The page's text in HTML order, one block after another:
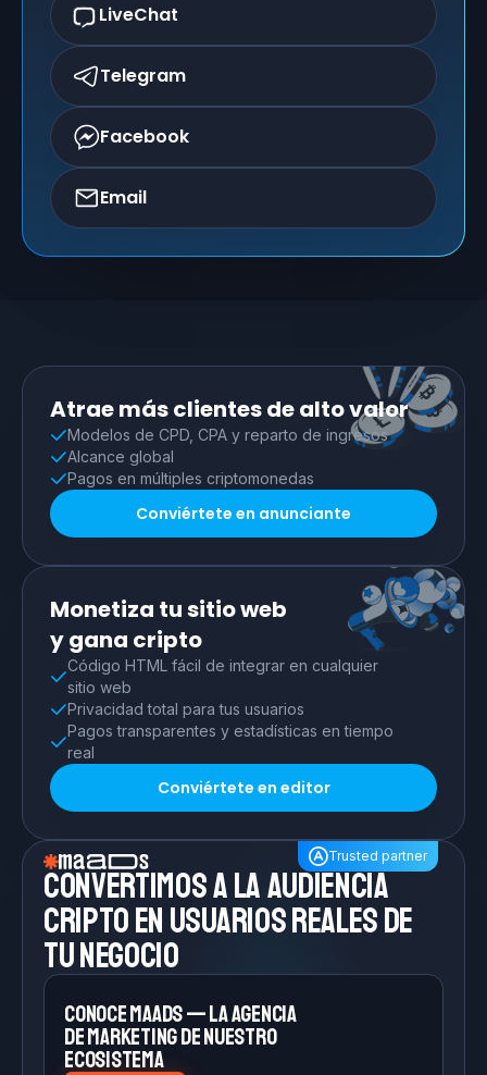
LiveChat
Telegram
Facebook
Email
Atrae más clientes de alto valor
Modelos de CPD, CPA y reparto de ingresos
Alcance global
Pagos en múltiples criptomonedas
Conviértete en anunciante
Monetiza tu sitio web
y gana cripto
Código HTML fácil de integrar en cualquier
sitio web
Privacidad total para tus usuarios
Pagos transparentes y estadísticas en tiempo
real
Conviértete en editor
Trusted partner
Convertimos a laaudiencia
cripto en usuarios reales de
tu negocio
Conoce MAADS — la agencia
demarketing de nuestro
ecosistema